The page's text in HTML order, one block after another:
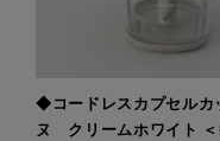
◆コードレスカプセルカ
ヌ クリームホワイト